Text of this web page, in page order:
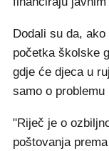
Dodali su da,
početka školske
gdje će djeca u
samo o
"Riječ je o
poštovanja